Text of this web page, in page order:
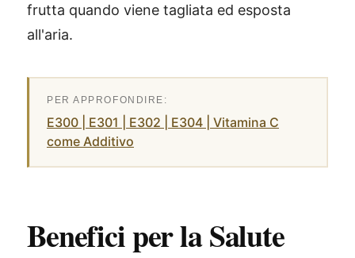
frutta quando viene tagliata ed esposta
all'aria.
E300 | E301 | E302 | E304 | Vitamina C
come Additivo
Benefici per la Salute